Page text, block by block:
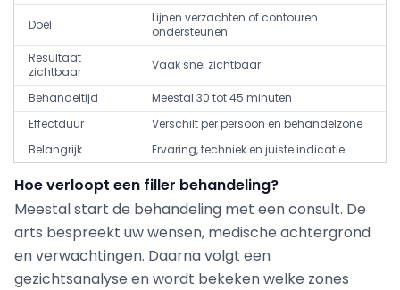
Doel
Lijnen verzachten of contouren
ondersteunen
Resultaat
zichtbaar
Vaak snel zichtbaar
Behandeltijd
Meestal 30 tot 45 minuten
Effectduur
Verschilt per persoon en behandelzone
Belangrijk
Ervaring, techniek en juiste indicatie
Hoe verloopt een filler behandeling?
Meestal start de behandeling met een consult. De
arts bespreekt uw wensen, medische achtergrond
en verwachtingen. Daarna volgt een
gezichtsanalyse en wordt bekeken welke zones